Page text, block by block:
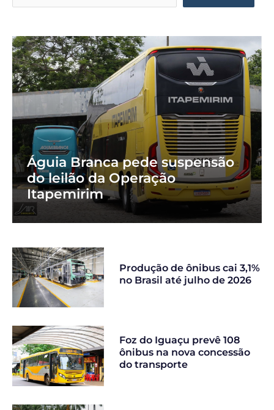
Águia Branca pede suspensão
do leilão da Operação
Itapemirim
Produção de ônibus cai 3,1%
no Brasil até julho de 2026
Foz do Iguaçu prevê 108
ônibus na nova concessão
do transporte